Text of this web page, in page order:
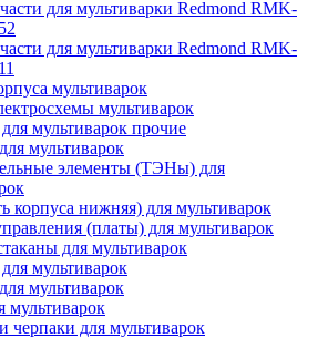
для мультиварки Redmond RMK-
для мультиварки Redmond RMK-
мультиварок
мультиварок
мультиварок прочие
мультиварок
элементы (ТЭНы) для
корпуса нижняя) для мультиварок
(платы) для мультиварок
для мультиварок
мультиварок
мультиварок
мультиварок
черпаки для мультиварок